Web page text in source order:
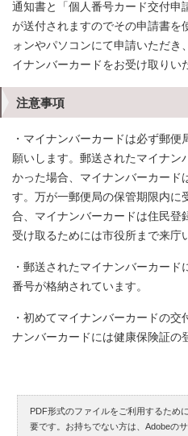
通知書と「個人番号カード交付申
が送付されますのでその申請書を
ォンやパソコンにて申請いただき
イナンバーカードをお受け取りい
注意事項
・マイナンバーカードは必ず郵
願いします。郵送されたマイナン
かった場合、マイナンバーカード
す。万が一郵便局の保管期限内に
合、マイナンバーカードは住民登
受け取るためには市役所まで来庁
・郵送されたマイナンバーカー
番号が格納されています。
・初めてマイナンバーカードの
ナンバーカードには健康保険証の
PDF形式のファイルをご利用するため
要です。お持ちでない方は、Adobeの